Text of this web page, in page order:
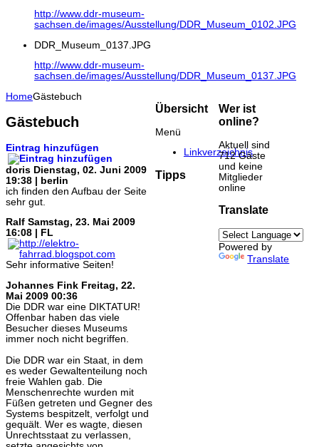
http://www.ddr-museum-
sachsen.de/images/Ausstellung/DDR_Museum_0102.JPG
DDR_Museum_0137.JPG
http://www.ddr-museum-
sachsen.de/images/Ausstellung/DDR_Museum_0137.JPG
HomeGästebuch
Gästebuch
Eintrag hinzufügen
doris Dienstag, 02. Juni 2009
19:38 | berlin
ich finden den Aufbau der Seite
sehr gut.
Ralf Samstag, 23. Mai 2009
16:08 | FL
Sehr informative Seiten!
Johannes Fink Freitag, 22.
Mai 2009 00:36
Die DDR war eine DIKTATUR!
Offenbar haben das viele
Besucher dieses Museums
immer noch nicht begriffen.
Die DDR war ein Staat, in dem
es weder Gewaltenteilung noch
freie Wahlen gab. Die
Menschenrechte wurden mit
Füßen getreten und Gegner des
Systems bespitzelt, verfolgt und
gequält. Wer es wagte, diesen
Unrechtsstaat zu verlassen,
Übersicht
Menü
Linkverzeichnis
Tipps
Wer ist
online?
Aktuell sind
712 Gäste
und keine
Mitglieder
online
Translate
Powered by
Translate